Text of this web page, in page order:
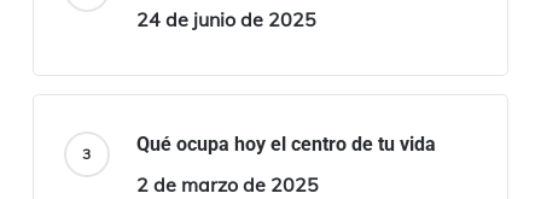
24 de junio de 2025
Qué ocupa hoy el centro de tu vida
2 de marzo de 2025